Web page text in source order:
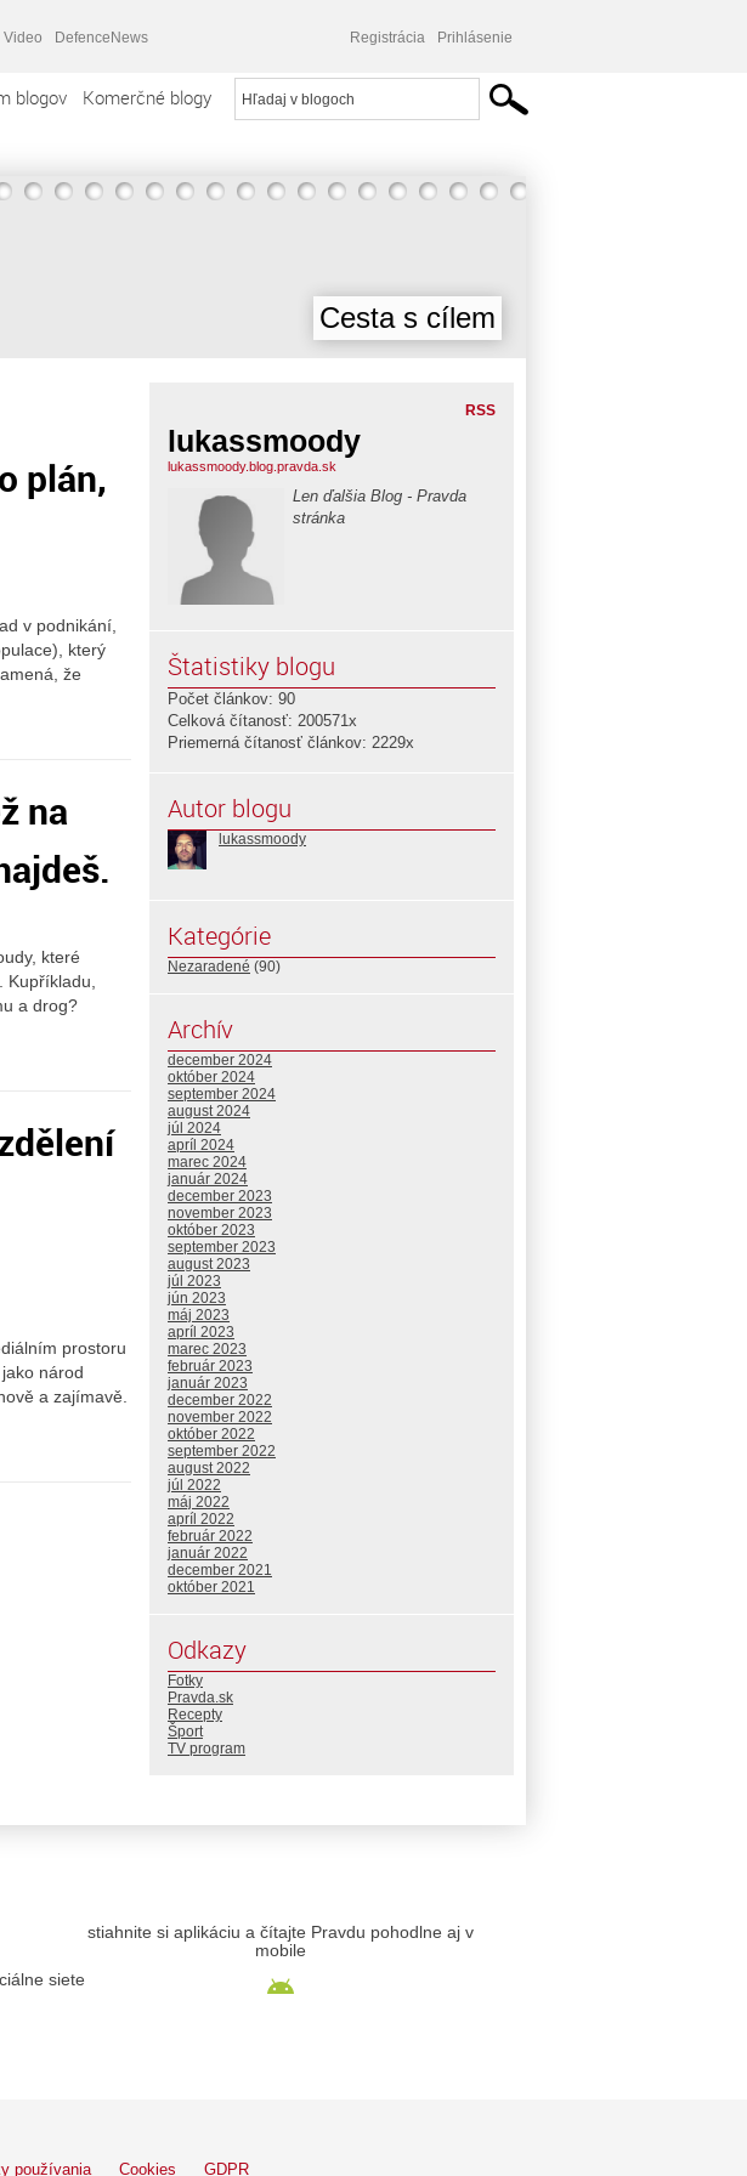
Video DefenceNews Registrácia Prihlásenie
blogov Komerčné blogy
Cesta s cílem
plán,
v podnikání,
který
že
na
které
a drog?
prostoru
národ
a zajímavě.
RSS
lukassmoody
lukassmoody.blog.pravda.sk
Len ďalšia Blog - Pravda
stránka
Štatistiky blogu
Počet článkov: 90
Celková čítanosť: 200571x
Priemerná čítanosť článkov: 2229x
Autor blogu
lukassmoody
Kategórie
Nezaradené (90)
Archív
december 2024
október 2024
september 2024
august 2024
júl 2024
apríl 2024
marec 2024
január 2024
december 2023
november 2023
október 2023
september 2023
august 2023
júl 2023
jún 2023
máj 2023
apríl 2023
marec 2023
február 2023
január 2023
december 2022
november 2022
október 2022
september 2022
august 2022
júl 2022
máj 2022
apríl 2022
február 2022
január 2022
december 2021
október 2021
Odkazy
Fotky
Pravda.sk
Recepty
Šport
TV program
siete
stiahnite si aplikáciu a čítajte Pravdu pohodlne aj v
mobile
používania Cookies GDPR